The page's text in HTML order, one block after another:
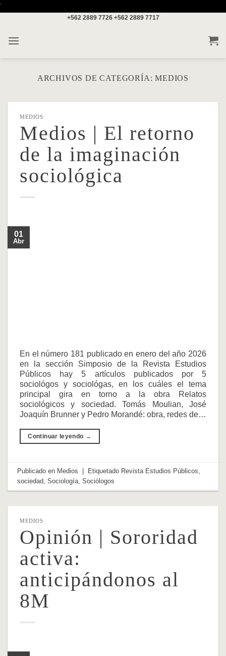
'
+562 2889 7726 +562 2889 7717
ARCHIVOS DE CATEGORÍA:MEDIOS
MEDIOS
Medios | El retorno
de la imaginación
sociológica
01
Abr
En el número 181 publicado en enero del año 2026
en la sección Simposio de la Revista Estudios
Públicos hay 5 artículos publicados por 5
sociológos y sociológas, en los cuáles el tema
principal gira en torno a la obra Relatos
sociológicos y sociedad. Tomás Moulian, José
Joaquín Brunner y Pedro Morandé: obra, redes de…
Continuar leyendo →
Publicado en Medios | Etiquetado Revista Estudios Públicos
sociedad ,Sociología ,Sociólogos
MEDIOS
Opinión | Sororidad
activa:
anticipándonos al
8M